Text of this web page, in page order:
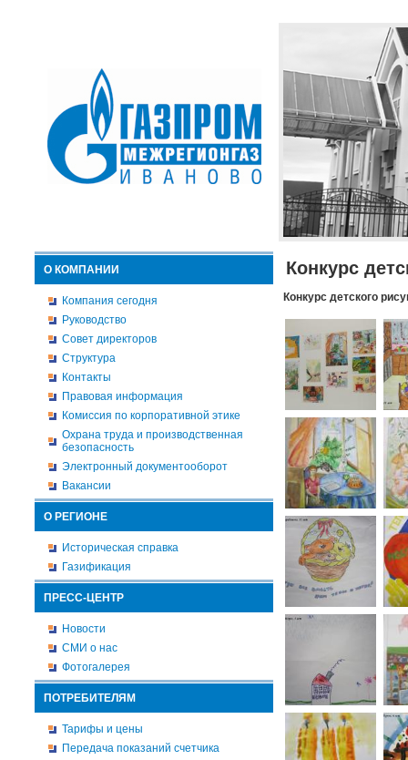
О КОМПАНИИ
Компания сегодня
Руководство
Совет директоров
Структура
Контакты
Правовая информация
Комиссия по корпоративной этике
Охрана труда и производственная
безопасность
Электронный документооборот
Вакансии
О РЕГИОНЕ
Историческая справка
Газификация
ПРЕСС-ЦЕНТР
Новости
СМИ о нас
Фотогалерея
ПОТРЕБИТЕЛЯМ
Тарифы и цены
Передача показаний счетчика
Конкурс
Конкурс детского